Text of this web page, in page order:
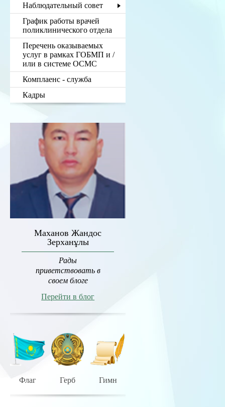
Наблюдательный совет
График работы врачей
поликлинического отдела
Перечень оказываемых
услуг в рамках ГОБМП и /
или в системе ОСМС
Комплаенс - служба
Кадры
Маханов Жандос
Зерханұлы
Рады
приветствовать в
своем блоге
Перейти в блог
Флаг Герб Гимн